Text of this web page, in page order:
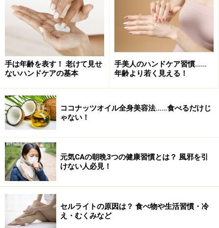
リコピンの重要性
そこでトマトに多く含まれている『リコピン』を摂り入
れるようにすれば、老化を促進する活性酸素を除去する
働きをしてくれます。また『リコピン』は油に溶けやす
手は年齢を表す！ 老けて見せ
ないハンドケアの基本
手美人のハンドケア習慣……
年齢より若く見える！
ココナッツオイル全身美容法……食べるだけじ
ゃない！
元気CAの朝晩3つの健康習慣とは？ 風邪を引
けない人必見！
セルライトの原因は？ 食べ物や生活習慣・冷
え・むくみなど